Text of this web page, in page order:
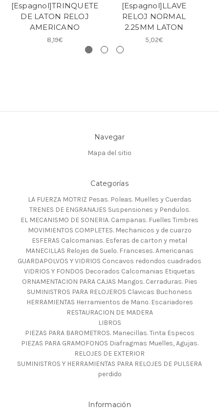
[Espagnol]TRINQUETE
DE LATON RELOJ
AMERICANO
8,19€
[Espagnol]LLAVE
RELOJ NORMAL
2.25MM LATON
5,02€
Navegar
Mapa del sitio
Categorías
LA FUERZA MOTRIZ Pesas. Poleas. Muelles y Cuerdas
TRENES DE ENGRANAJES Suspensiones y Pendulos.
EL MECANISMO DE SONERIA. Campanas. Fuelles Timbres
MOVIMIENTOS COMPLETES. Mechanicos y de cuarzo
ESFERAS Calcomanias. Esferas de carton y metal
MANECILLAS Relojes de Suelo. Franceses. Americanas
GUARDAPOLVOS Y VIDRIOS Concavos redondos cuadrados
VIDRIOS Y FONDOS Decorados Calcomanias Etiquetas
ORNAMENTACION PARA CAJAS Mangos. Cerraduras. Pies
SUMINISTROS PARA RELOJEROS Clavicas Buchoness
HERRAMIENTAS Herramientos de Mano. Escariadores
RESTAURACION DE MADERA
LIBROS
PIEZAS PARA BAROMETROS. Manecillas. Tinta Especos
PIEZAS PARA GRAMOFONOS Diafragmas Muelles, Agujas.
RELOJES DE EXTERIOR
SUMINISTROS Y HERRAMIENTAS PARA RELOJES DE PULSERA
perdido
Información